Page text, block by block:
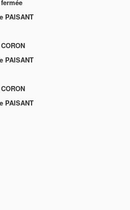
PAISANT
PAISANT
PAISANT